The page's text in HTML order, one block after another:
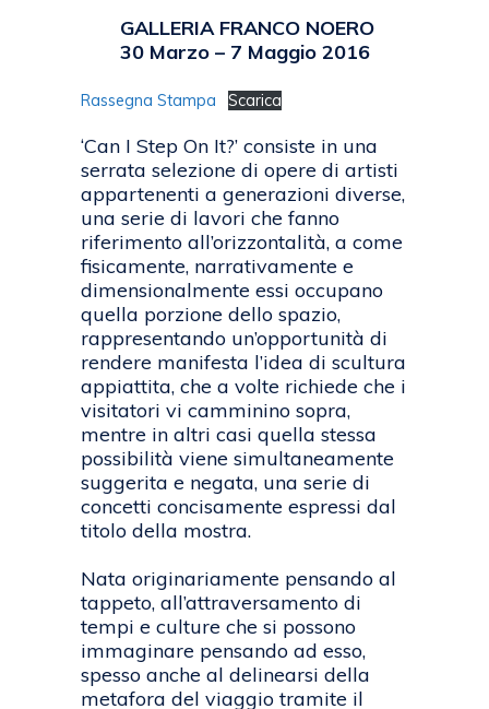
GALLERIA FRANCO NOERO
30 Marzo – 7 Maggio 2016
Rassegna Stampa Scarica
‘Can I Step On It?’ consiste in una
serrata selezione di opere di artisti
appartenenti a generazioni diverse,
una serie di lavori che fanno
riferimento all’orizzontalità, a come
fisicamente, narrativamente e
dimensionalmente essi occupano
quella porzione dello spazio,
rappresentando un’opportunità di
rendere manifesta l’idea di scultura
appiattita, che a volte richiede che i
visitatori vi camminino sopra,
mentre in altri casi quella stessa
possibilità viene simultaneamente
suggerita e negata, una serie di
concetti concisamente espressi dal
titolo della mostra.
Nata originariamente pensando al
tappeto, all’attraversamento di
tempi e culture che si possono
immaginare pensando ad esso,
spesso anche al delinearsi della
metafora del viaggio tramite il